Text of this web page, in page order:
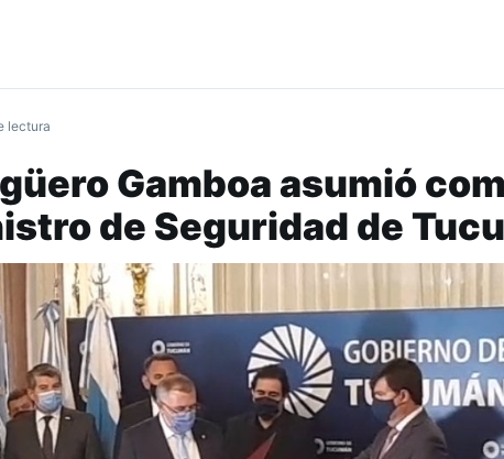
lectura
Gamboa asumió
de Seguridad de